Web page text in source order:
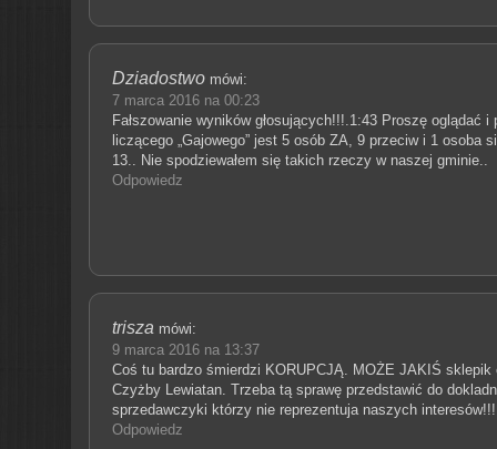
Dziadostwo mówi:
7 marca 2016 na 00:23
Fałszowanie wyników głosujących!!!.1:43 Proszę oglądać
liczącego „Gajowego” jest 5 osób ZA, 9 przeciw i 1 osoba
13.. Nie spodziewałem się takich rzeczy w naszej gminie..
Odpowiedz
trisza mówi:
9 marca 2016 na 13:37
Coś tu bardzo śmierdzi KORUPCJĄ. MOŻE JAKIŚ sklepik
Czyżby Lewiatan. Trzeba tą sprawę przedstawić do
sprzedawczyki którzy nie reprezentuja naszych
Odpowiedz